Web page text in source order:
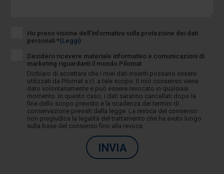
Ho preso visione dell’informativa sulla protezione dei dati
personali *(Leggi)
Desidero ricevere materiale informativo e comunicazioni di
marketing riguardanti il mondo Pilomat
Dichiaro di accettare che i miei dati inseriti possano essere
utilizzati da Pilomat s.r.l. a tale scopo. Il mio consenso viene
dato volontariamente e può essere revocato in qualsiasi
momento. In questo caso, i dati saranno cancellati dopo la
fine dello scopo previsto e la scadenza dei termini di
conservazione previsti dalla legge. La revoca del consenso
non pregiudica la legalità del trattamento che ha avuto luogo
sulla base del consenso fino alla revoca.
INVIA